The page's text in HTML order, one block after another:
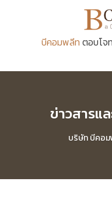
บีคอมพลีท ตอบโจ
ข่าวสารแ
บริษัท บีคอ